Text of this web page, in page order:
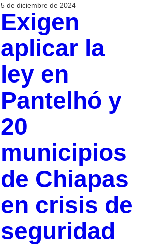
5 de diciembre de 2024
Exigen
aplicar la
ley en
Pantelhó y
20
municipios
de Chiapas
en crisis de
seguridad